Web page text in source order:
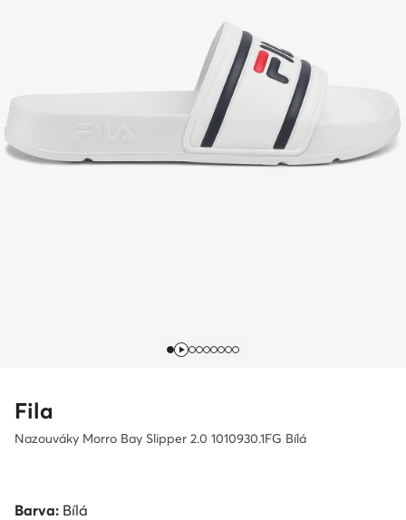
Fila
Nazouváky Morro Bay Slipper 2.0 1010930.1FG Bílá
Barva: Bílá